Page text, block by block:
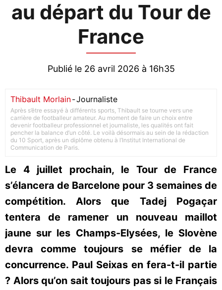
au départ du Tour de
France
Publié le 26 avril 2026 à 16h35
Thibault Morlain-Journaliste
Après s’être essayé à différents sports, Thibault se tourne vers une
carrière de footballeur amateur. Au moment de faire un choix entre
devenir footballeur professionnel et journaliste, les qualités ont fait
pencher la balance d’un côté. Le voilà désormais au sein de la rédaction
du 10 Sport, après un diplôme obtenu à l’Institut International de
Communication de Paris.
Le 4 juillet prochain, le Tour de France
s’élancera de Barcelone pour 3 semaines de
compétition. Alors que Tadej Pogaçar
tentera de ramener un nouveau maillot
jaune sur les Champs-Elysées, le Slovène
devra comme toujours se méfier de la
concurrence. Paul Seixas en fera-t-il partie
? Alors qu’on sait toujours pas si le Français